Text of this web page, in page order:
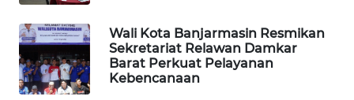
Wali Kota Banjarmasin Resmikan
Sekretariat Relawan Damkar
Barat Perkuat Pelayanan
Kebencanaan
OTOMOTIF
WAHANA
HEALTH